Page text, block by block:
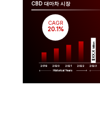
CBD 대마차 시장
2019 2020 2021 2022 2023
$XX.X
Million
CAGR
20.1%
Historical Years